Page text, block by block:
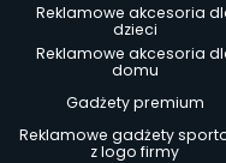
Reklamowe akcesoria
dzieci
Reklamowe akcesoria
domu
Gadżety premium
Reklamowe gadżety
z logo firmy